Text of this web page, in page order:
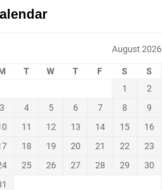
August 2026
T W T F S
S
1
2
3
4 5 6 7 8
9
11 12 13 14 15
16
18 19 20 21 22
23
25 26 27 28 29
30